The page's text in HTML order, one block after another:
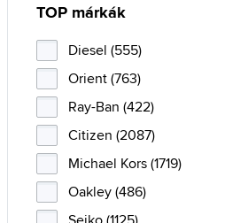
TOP márkák
Diesel (555)
Orient (763)
Ray-Ban (422)
Citizen (2087)
Michael Kors (1719)
Oakley (486)